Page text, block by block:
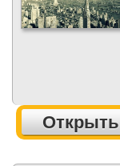
Открыть